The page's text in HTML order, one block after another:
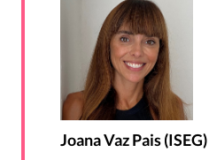
Joana Vaz Pais (ISEG)